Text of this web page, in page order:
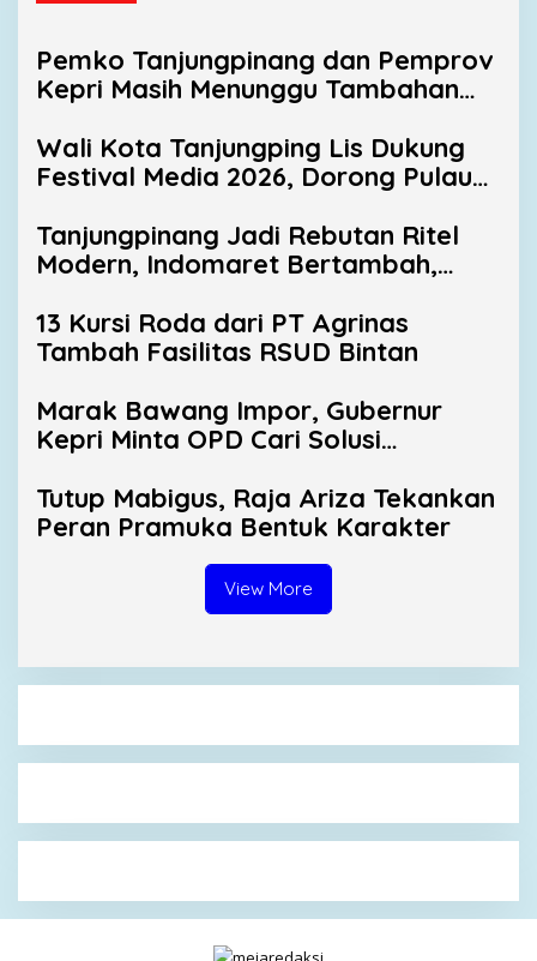
Pemko Tanjungpinang dan Pemprov
Kepri Masih Menunggu Tambahan
Wali Kota Tanjungping Lis Dukung
Festival Media 2026, Dorong Pulau
Melayu
Tanjungpinang Jadi Rebutan Ritel
Modern, Indomaret Bertambah,
13 Kursi Roda dari PT Agrinas
Tambah Fasilitas RSUD Bintan
Marak Bawang Impor, Gubernur
Kepri Minta OPD Cari Solusi
Tutup Mabigus, Raja Ariza Tekankan
Peran Pramuka Bentuk Karakter
View More